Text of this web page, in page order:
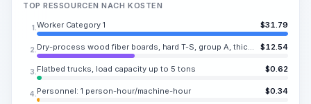
TOP RESSOURCEN NACH KOSTEN
1. Worker Category 1 $31.79
2. Dry-process wood fiber boards, hard T-S, group A, thickness 0.197 in $12.54
3. Flatbed trucks, load capacity up to 5 tons $0.62
4. Personnel: 1 person-hour/machine-hour $0.34